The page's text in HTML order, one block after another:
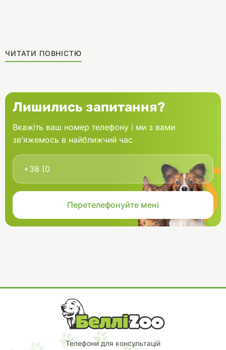
ЧИТАТИ ПОВНІСТЮ
Лишились запитання?
Вкажіть ваш номер телефону і ми з вами
зв’яжемось в найближчий час
Телефони для консультацій